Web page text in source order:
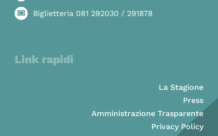
Biglietteria 081 292030 / 291878
Link rapidi
La Stagione
Press
Amministrazione Trasparente
Privacy Policy